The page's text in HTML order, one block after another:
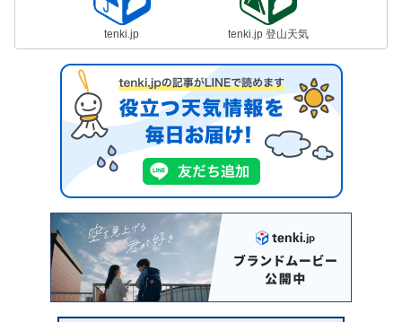
tenki.jp tenki.jp 登山天気